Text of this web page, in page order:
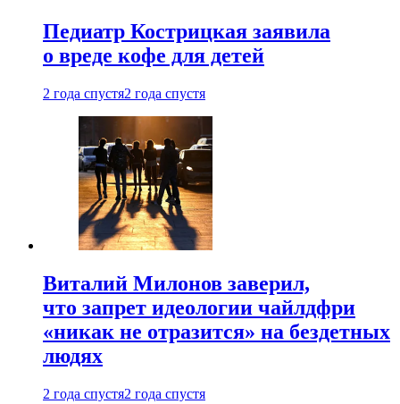
Педиатр Кострицкая заявила
о вреде кофе для детей
2 года спустя2 года спустя
Виталий Милонов заверил,
что запрет идеологии чайлдфри
«никак не отразится» на бездетных
людях
2 года спустя2 года спустя